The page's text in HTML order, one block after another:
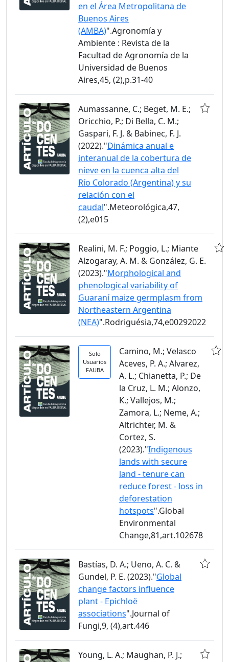
en el Área Metropolitana de
Buenos Aires
(AMBA)".Agronomía y
Ambiente : Revista de la
Facultad de Agronomía de la
Universidad de Buenos
Aires,45, (2),p.31-40
Aumassanne, C.; Beget, M. E.;
Oricchio, P.; Di Bella, C. M.;
Gaspari, F. J. & Babinec, F. J.
(2022)."Dinámica anual e
interanual de la cobertura de
nieve en la cuenca alta del
Río Colorado (Argentina) y su
relación con el
caudal".Meteorológica,47,
(2),e015
Realini, M. F.; Poggio, L.; Miante
Alzogaray, A. M. & González, G. E.
(2023)."Morphological and
phenological variability of
Guaraní maize germplasm from
Northeastern Argentina
(NEA)".Rodriguésia,74,e00292022
Solo
Usuarios
FAUBA
Camino, M.; Velasco
Aceves, P. A.; Alvarez,
A. L.; Chianetta, P.; De
la Cruz, L. M.; Alonzo,
K.; Vallejos, M.;
Zamora, L.; Neme, A.;
Altrichter, M. &
Cortez, S.
(2023)."Indigenous
lands with secure
land - tenure can
reduce forest - loss in
deforestation
hotspots".Global
Environmental
Change,81,art.102678
Bastías, D. A.; Ueno, A. C. &
Gundel, P. E. (2023)."Global
change factors influence
plant - Epichloë
associations".Journal of
Fungi,9, (4),art.446
Young, L. A.; Maughan, P. J.;